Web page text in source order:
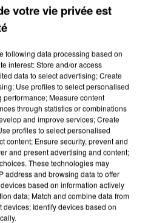
ALGÉRIE
votre vie privée est
following data processing based on
interest: Store and/or access
data to select advertising; Create
Use profiles to select personalised
Measure content
through statistics or combinations
and improve services; Create
profiles to select personalised
content; Ensure security, prevent and
and present advertising and content;
These technologies may
address and browsing data to offer
based on information actively
data; Match and combine data from
Identify devices based on